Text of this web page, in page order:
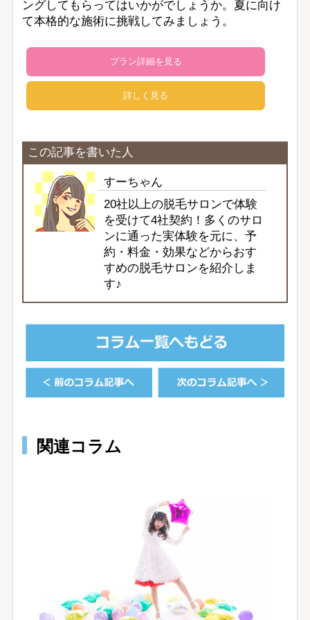
ングしてもらってはいかがでしょうか。夏に向け
て本格的な施術に挑戦してみましょう。
プラン詳細を見る
詳しく見る
この記事を書いた人
すーちゃん
20社以上の脱毛サロンで体験
を受けて4社契約！多くのサロ
ンに通った実体験を元に、予
約・料金・効果などからおす
すめの脱毛サロンを紹介しま
す♪
関連コラム